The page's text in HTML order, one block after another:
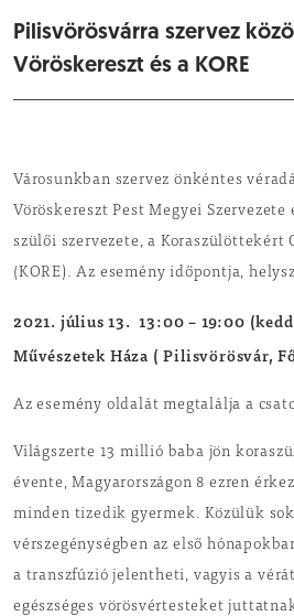
Pilisvörösvárra szervez
Vöröskereszt és a KORE
Városunkban szervez önkéntes
Vöröskereszt Pest Megyei Szervezete
szülői szervezete, a Koraszülöttekért
(KORE). Az esemény időpontja,
2021. július 13. 13:00 – 19:00
Művészetek Háza ( Pilisvörösvár,
Az esemény oldalát megtalálja a
Világszerte 13 millió baba jön
évente, Magyarországon 8 ezren
minden tizedik gyermek. Közülük
vérszegénységben az első
a transzfúzió jelentheti, vagyis a
egészséges vörösvértesteket